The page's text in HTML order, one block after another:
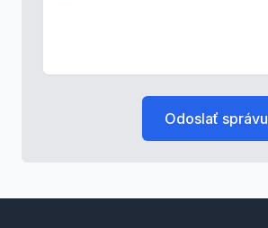
Odoslať správu